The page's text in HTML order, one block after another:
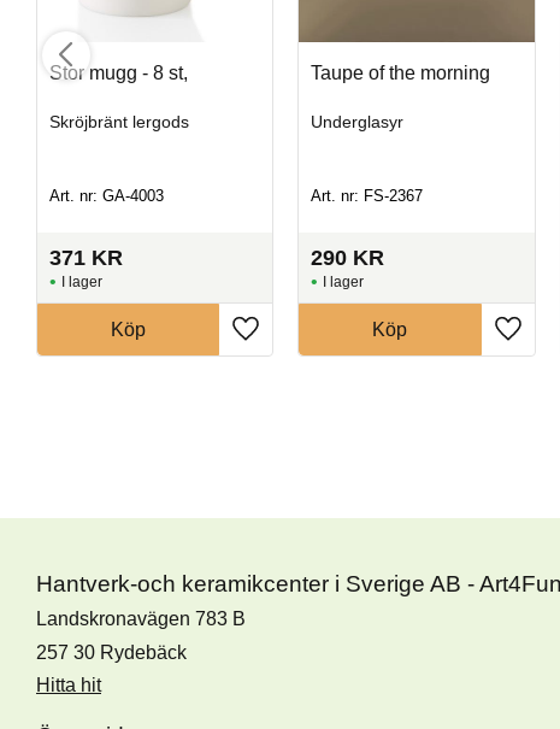
Art. nr: R835-4
I lager
Stor mugg - 8 st,
Skröjbränt lergods
Art. nr: GA-4003
371 KR
I lager
Köp
Taupe of the morning
Underglasyr
Art. nr: FS-2367
290 KR
I lager
Köp
Hantverk-och keramikcenter i Sverige AB - Art4Fun
Landskronavägen 783 B
257 30 Rydebäck
Hitta hit